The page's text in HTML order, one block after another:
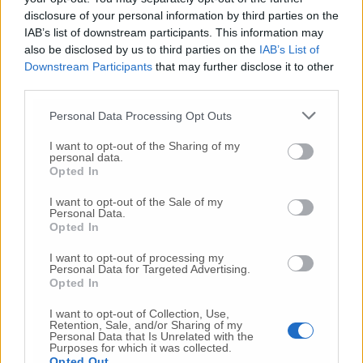
disclosure of your personal information by third parties on the
IAB’s list of downstream participants. This information may
also be disclosed by us to third parties on the IAB’s List of
Downstream Participants that may further disclose it to other
Personal Data Processing Opt Outs
I want to opt-out of the Sharing of my
personal data.
Opted In
I want to opt-out of the Sale of my
Personal Data.
Opted In
I want to opt-out of processing my
Personal Data for Targeted Advertising.
Opted In
I want to opt-out of Collection, Use,
Retention, Sale, and/or Sharing of my
Personal Data that Is Unrelated with the
Purposes for which it was collected.
dell’equipaggio, in genere circa 450 persone.
A bordo nella festa dedicata ai workers, si
accende l’orgoglio di quanti hanno
contribuito alla realizzazione di questo
gioiello non solo del design, ma anche della
tecnica e dell’ingegneria. I lavoratori con le
loro famiglie. I bambini a bocca aperta
nell’ascoltare i loro genitori che raccontano i
dettagli del loro lavoro. I brindisi. Le donne
bengalesi nei loro abiti tradizionali della
festa con oro e pendagli, fiere al braccio dei
loro mariti, i tanti operai, spesso delle ditte di
subappalto, che lavorano alla costruzione
delle navi Fincantieri. È l’atmosfera di gioia
che ritorna ad animare il cantiere e la città
dopo gli anni terribili dello scarico del lavoro
e della mancanza del ferro. Sembrano giorni
lontani quelli dei scioperi, dei presidi, dei